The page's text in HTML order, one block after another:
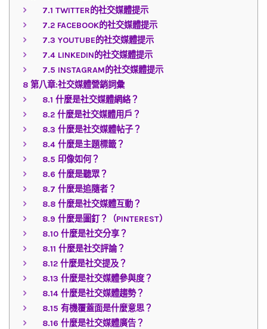
7.1 TWITTER的社交媒體提示
7.2 FACEBOOK的社交媒體提示
7.3 YOUTUBE的社交媒體提示
7.4 LINKEDIN的社交媒體提示
7.5 INSTAGRAM的社交媒體提示
8 第八章:社交媒體營銷詞彙
8.1 什麼是社交媒體網絡？
8.2 什麼是社交媒體用戶？
8.3 什麼是社交媒體帖子？
8.4 什麼是主題標籤？
8.5 印像如何？
8.6 什麼是聽眾？
8.7 什麼是追隨者？
8.8 什麼是社交媒體互動？
8.9 什麼是圖釘？（PINTEREST）
8.10 什麼是社交分享？
8.11 什麼是社交評論？
8.12 什麼是社交提及？
8.13 什麼是社交媒體參與度？
8.14 什麼是社交媒體趨勢？
8.15 有機覆蓋面是什麼意思？
8.16 什麼是社交媒體廣告？